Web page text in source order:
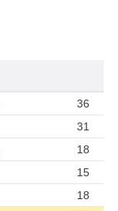
36
31
18
15
18